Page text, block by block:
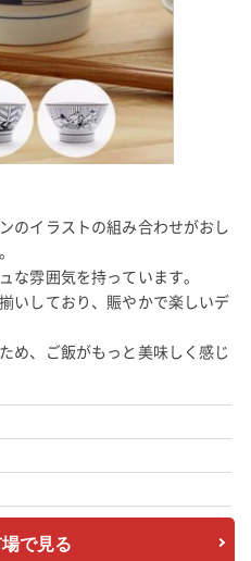
のイラストの組み合わせがおし
な雰囲気を持っています。
いしており、賑やかで楽しいデ
め、ご飯がもっと美味しく感じ
で見る